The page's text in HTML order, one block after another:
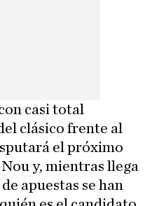
casi total
clásico frente al
el próximo
y, mientras llega
apuestas se han